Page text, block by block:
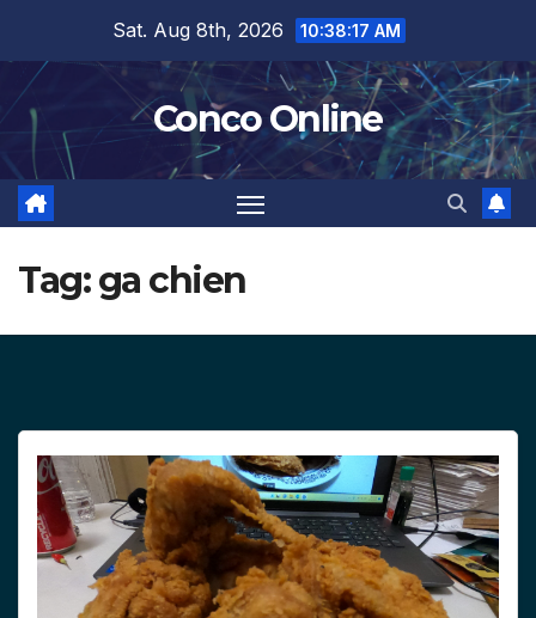
content
Sat. Aug 8th, 2026 10:38:17 AM
Conco Online
Tag:ga chien